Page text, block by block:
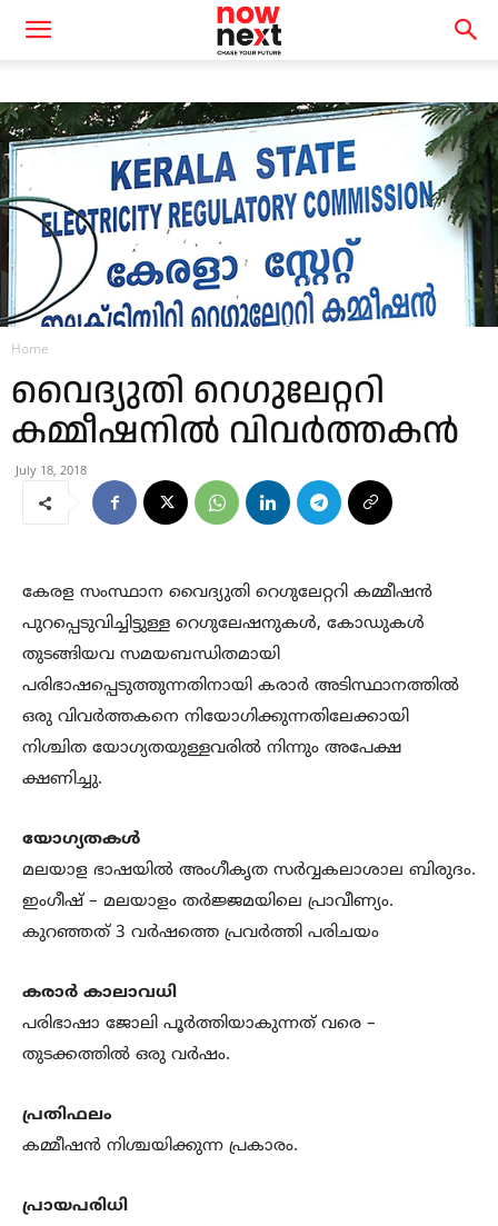
Home
വൈദ്യുതി റെഗുലേറ്ററി
കമ്മീഷനില്‍ വിവര്‍ത്തകന്‍
July 18, 2018
കേരള സംസ്ഥാന വൈദ്യുതി റെഗുലേറ്ററി കമ്മീഷന്‍
പുറപ്പെടുവിച്ചിട്ടുള്ള റെഗുലേഷനുകള്‍, കോഡുകള്‍
തുടങ്ങിയവ സമയബന്ധിതമായി
പരിഭാഷപ്പെടുത്തുന്നതിനായി കരാര്‍ അടിസ്ഥാനത്തില്‍
ഒരു വിവര്‍ത്തകനെ നിയോഗിക്കുന്നതിലേക്കായി
നിശ്ചിത യോഗ്യതയുള്ളവരില്‍ നിന്നും അപേക്ഷ
ക്ഷണിച്ചു.
യോഗ്യതകള്‍
മലയാള ഭാഷയില്‍ അംഗീകൃത സര്‍വ്വകലാശാല ബിരുദം.
ഇംഗീഷ് – മലയാളം തര്‍ജ്ജമയിലെ പ്രാവീണ്യം.
കുറഞ്ഞത് 3 വര്‍ഷത്തെ പ്രവര്‍ത്തി പരിചയം
കരാര്‍ കാലാവധി
പരിഭാഷാ ജോലി പൂര്‍ത്തിയാകുന്നത് വരെ –
തുടക്കത്തില്‍ ഒരു വര്‍ഷം.
പ്രതിഫലം
കമ്മീഷന്‍ നിശ്ചയിക്കുന്ന പ്രകാരം.
പ്രായപരിധി